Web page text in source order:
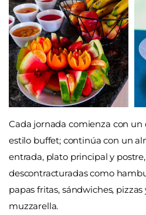
Cada jornada comienza con
estilo buffet; continúa con un
entrada, plato principal y
descontracturadas como
papas fritas, sándwiches,
muzzarella.